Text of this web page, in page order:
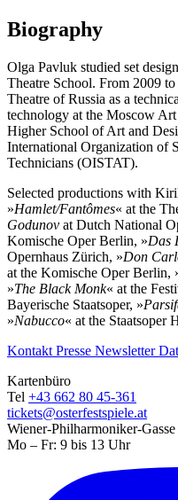
Biography
Olga Pavluk studied set
Theatre School. From 2009
Theatre of Russia as a
technology at the Moscow
Higher School of Art and
International Organization of
Technicians (OISTAT).
Selected productions with
»Hamlet/Fantômes« at the
Godunov at Dutch National
Komische Oper Berlin, »Das
Opernhaus Zürich, »Don
at the Komische Oper Berlin,
»The Black Monk« at the
Bayerische Staatsoper, »
»Nabucco« at the Staatsoper
Kontakt Presse Newsletter
Kartenbüro
Tel +43 662 80 45-361
tickets@osterfestspiele.at
Wiener-Philharmoniker-Gasse
Mo – Fr: 9 bis 13 Uhr